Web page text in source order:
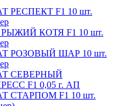
РЕСПЕКТ F1 10 шт.
РЫЖИЙ КОТЯ F1 10 шт.
РОЗОВЫЙ ШАР 10 шт.
СЕВЕРНЫЙ
F1 0,05 г. АП
СТАРПОМ F1 10 шт.